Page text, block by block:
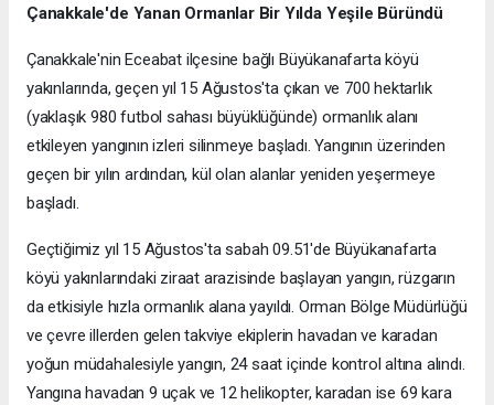
Çanakkale'de Yanan Ormanlar Bir Yılda Yeşile Büründü
Çanakkale'nin Eceabat ilçesine bağlı Büyükanafarta köyü
yakınlarında, geçen yıl 15 Ağustos'ta çıkan ve 700 hektarlık
(yaklaşık 980 futbol sahası büyüklüğünde) ormanlık alanı
etkileyen yangının izleri silinmeye başladı. Yangının üzerinden
geçen bir yılın ardından, kül olan alanlar yeniden yeşermeye
başladı.
Geçtiğimiz yıl 15 Ağustos'ta sabah 09.51'de Büyükanafarta
köyü yakınlarındaki ziraat arazisinde başlayan yangın, rüzgarın
da etkisiyle hızla ormanlık alana yayıldı. Orman Bölge Müdürlüğü
ve çevre illerden gelen takviye ekiplerin havadan ve karadan
yoğun müdahalesiyle yangın, 24 saat içinde kontrol altına alındı.
Yangına havadan 9 uçak ve 12 helikopter, karadan ise 69 kara